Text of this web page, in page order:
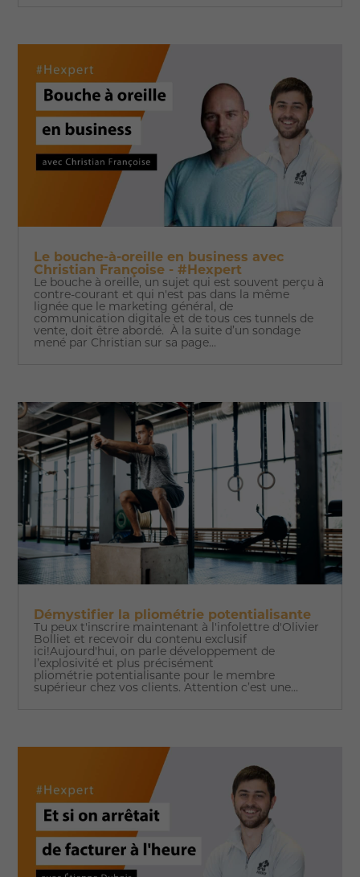
Le bouche-à-oreille en business avec
Christian Françoise - #Hexpert
Le bouche à oreille, un sujet qui est souvent perçu à
contre-courant et qui n'est pas dans la même
lignée que le marketing général, de
communication digitale et de tous ces tunnels de
vente, doit être abordé. À la suite d’un sondage
mené par Christian sur sa page...
Démystifier la pliométrie potentialisante
Tu peux t'inscrire maintenant à l'infolettre d'Olivier
Bolliet et recevoir du contenu exclusif
ici!Aujourd'hui, on parle développement de
l’explosivité et plus précisément
pliométrie potentialisante pour le membre
supérieur chez vos clients. Attention c’est une...